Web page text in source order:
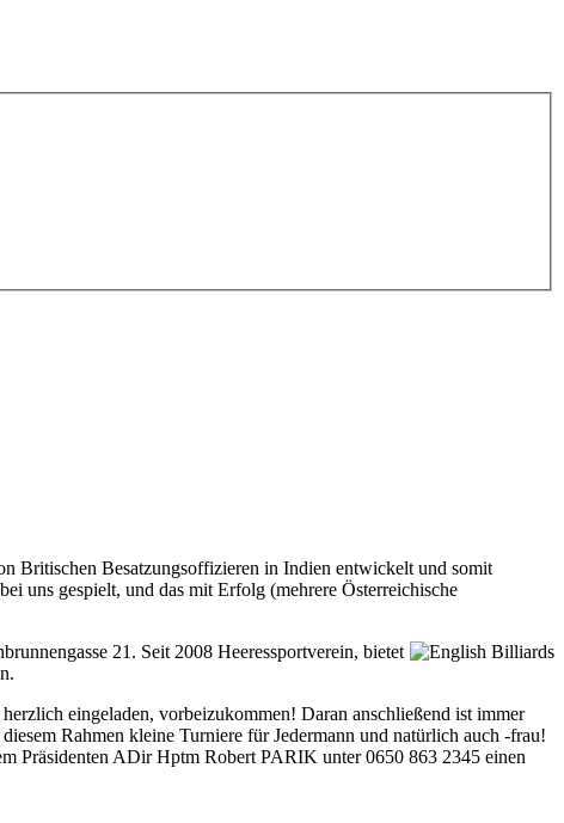
Britischen Besatzungsoffizieren in Indien entwickelt und somit
uns gespielt, und das mit Erfolg (mehrere Österreichische
21. Seit 2008 Heeressportverein, bietet
eingeladen, vorbeizukommen! Daran anschließend ist immer
Rahmen kleine Turniere für Jedermann und natürlich auch -frau!
Präsidenten ADir Hptm Robert PARIK unter 0650 863 2345 einen